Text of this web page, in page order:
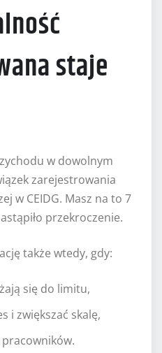
staje
w dowolnym
zarejestrowania
w CEIDG. Masz na to 7
przekroczenie.
także wtedy, gdy:
się do limitu,
i zwiększać skalę,